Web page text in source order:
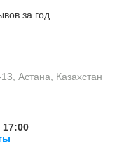
за год
Астана, Казахстан
17:00